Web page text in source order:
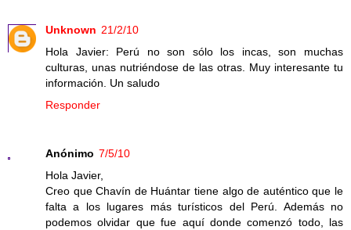
Unknown 21/2/10
Hola Javier: Perú no son sólo los incas, son muchas
culturas, unas nutriéndose de las otras. Muy interesante tu
información. Un saludo
Responder
Anónimo 7/5/10
Hola Javier,
Creo que Chavín de Huántar tiene algo de auténtico que le
falta a los lugares más turísticos del Perú. Además no
podemos olvidar que fue aquí donde comenzó todo, las